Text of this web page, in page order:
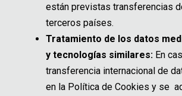
están previstas transferencias
terceros países.
Tratamiento de los datos
y tecnologías similares: En
transferencia internacional de
en la Política de Cookies y se